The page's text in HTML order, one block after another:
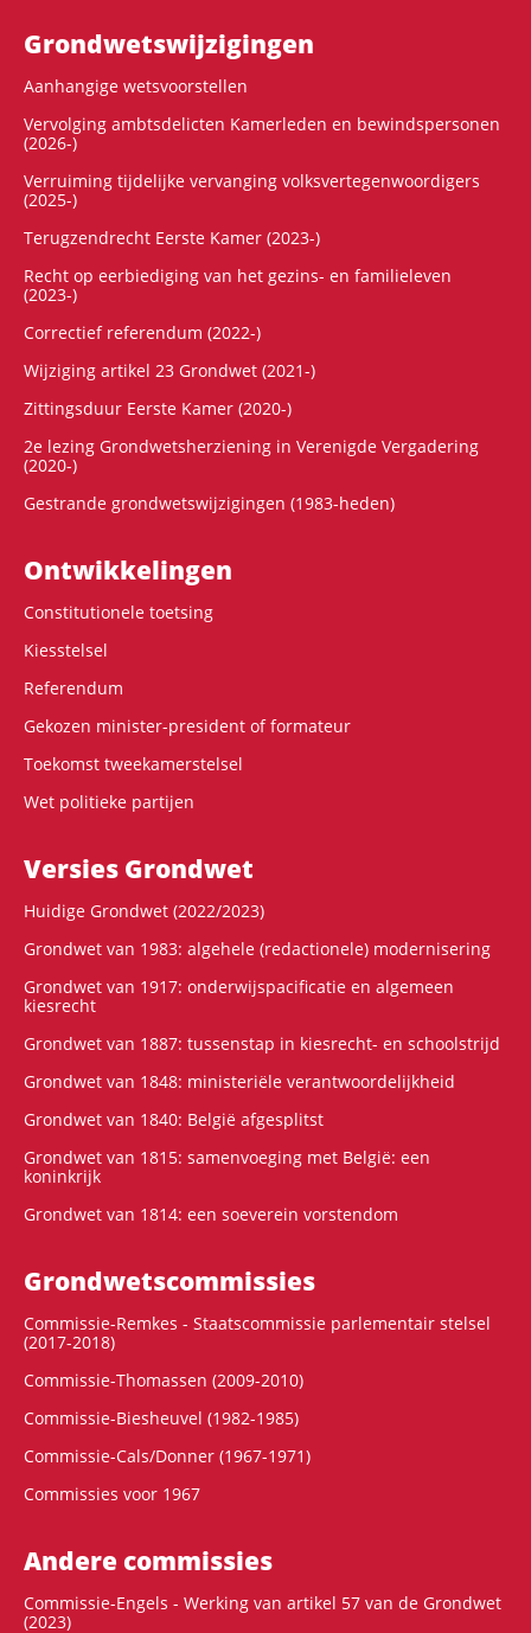
Grondwets­wijzigingen
Aanhangige wetsvoorstellen
Vervolging ambtsdelicten Kamerleden en bewindspersonen
(2026-)
Verruiming tijdelijke vervanging volksvertegenwoordigers
(2025-)
Terugzendrecht Eerste Kamer (2023-)
Recht op eerbiediging van het gezins- en familieleven
(2023-)
Correctief referendum (2022-)
Wijziging artikel 23 Grondwet (2021-)
Zittingsduur Eerste Kamer (2020-)
2e lezing Grondwetsherziening in Verenigde Vergadering
(2020-)
Gestrande grondwetswijzigingen (1983-heden)
Ontwikke­lingen
Constitutionele toetsing
Kiesstelsel
Referendum
Gekozen minister-president of formateur
Toekomst tweekamerstelsel
Wet politieke partijen
Versies Grondwet
Huidige Grondwet (2022/2023)
Grondwet van 1983: algehele (redactionele) modernisering
Grondwet van 1917: onderwijspacificatie en algemeen
kiesrecht
Grondwet van 1887: tussenstap in kiesrecht- en schoolstrijd
Grondwet van 1848: ministeriële verantwoordelijkheid
Grondwet van 1840: België afgesplitst
Grondwet van 1815: samenvoeging met België: een
koninkrijk
Grondwet van 1814: een soeverein vorstendom
Grondwets­commissies
Commissie-Remkes - Staatscommissie parlementair stelsel
(2017-2018)
Commissie-Thomassen (2009-2010)
Commissie-Biesheuvel (1982-1985)
Commissie-Cals/Donner (1967-1971)
Commissies voor 1967
Andere commissies
Commissie-Engels - Werking van artikel 57 van de Grondwet
(2023)